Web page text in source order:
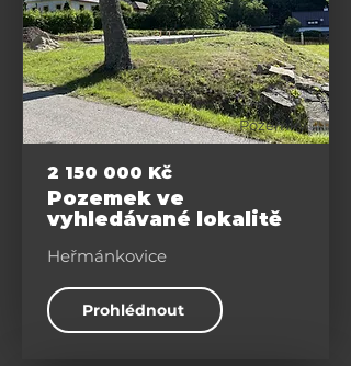
Pozemky
2 150 000 Kč
Pozemek ve
vyhledávané lokalitě
Heřmánkovice
Prohlédnout